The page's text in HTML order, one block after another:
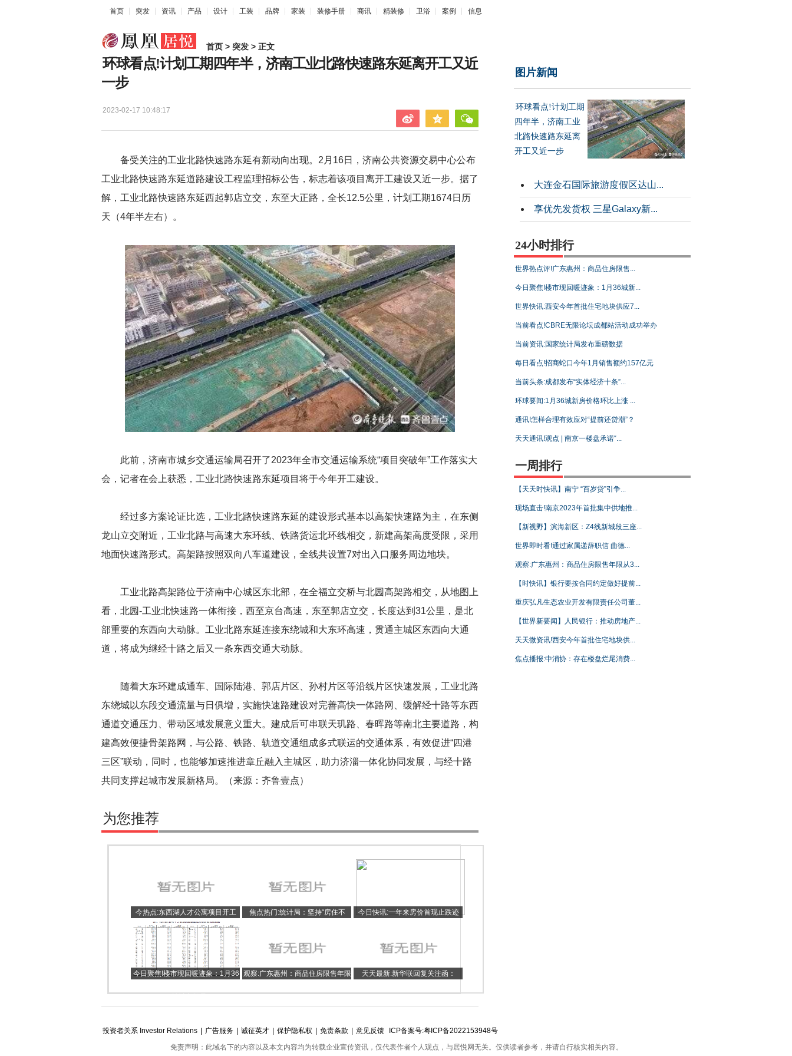
首页 突发 资讯 产品 设计 工装 品牌 家装 装修手册 商讯 精装修 卫浴 案例 信息
首页 > 突发 > 正文
环球看点!计划工期四年半，济南工业北路快速路东延离开工又近
一步
2023-02-17 10:48:17
备受关注的工业北路快速路东延有新动向出现。2月16日，济南公共资源交易中心公布
工业北路快速路东延道路建设工程监理招标公告，标志着该项目离开工建设又近一步。据了
解，工业北路快速路东延西起郭店立交，东至大正路，全长12.5公里，计划工期1674日历
天（4年半左右）。
此前，济南市城乡交通运输局召开了2023年全市交通运输系统“项目突破年”工作落实大
会，记者在会上获悉，工业北路快速路东延项目将于今年开工建设。
经过多方案论证比选，工业北路快速路东延的建设形式基本以高架快速路为主，在东侧
龙山立交附近，工业北路与高速大东环线、铁路货运北环线相交，新建高架高度受限，采用
地面快速路形式。高架路按照双向八车道建设，全线共设置7对出入口服务周边地块。
工业北路高架路位于济南中心城区东北部，在全福立交桥与北园高架路相交，从地图上
看，北园-工业北快速路一体衔接，西至京台高速，东至郭店立交，长度达到31公里，是北
部重要的东西向大动脉。工业北路东延连接东绕城和大东环高速，贯通主城区东西向大通
道，将成为继经十路之后又一条东西交通大动脉。
随着大东环建成通车、国际陆港、郭店片区、孙村片区等沿线片区快速发展，工业北路
东绕城以东段交通流量与日俱增，实施快速路建设对完善高快一体路网、缓解经十路等东西
通道交通压力、带动区域发展意义重大。建成后可串联天玑路、春晖路等南北主要道路，构
建高效便捷骨架路网，与公路、铁路、轨道交通组成多式联运的交通体系，有效促进“四港
三区”联动，同时，也能够加速推进章丘融入主城区，助力济淄一体化协同发展，与经十路
共同支撑起城市发展新格局。（来源：齐鲁壹点）
为您推荐
今热点:东西湖人才公寓项目开工
焦点热门:统计局：坚持“房住不
今日快讯:一年来房价首现止跌迹
今日聚焦!楼市现回暖迹象：1月36 观察:广东惠州：商品住房限售年限
天天最新:新华联回复关注函：
图片新闻
环球看点!计划工期
四年半，济南工业
北路快速路东延离
开工又近一步
大连金石国际旅游度假区达山...
享优先发货权 三星Galaxy新...
24小时排行
世界热点评!广东惠州：商品住房限售...
今日聚焦!楼市现回暖迹象：1月36城新...
世界快讯:西安今年首批住宅地块供应7...
当前看点!CBRE无限论坛成都站活动成功举办
当前资讯:国家统计局发布重磅数据
每日看点!招商蛇口今年1月销售额约157亿元
当前头条:成都发布“实体经济十条”...
环球要闻:1月36城新房价格环比上涨 ...
通讯!怎样合理有效应对“提前还贷潮”？
天天通讯!观点 | 南京一楼盘承诺“...
一周排行
【天天时快讯】南宁 “百岁贷”引争...
现场直击!南京2023年首批集中供地推...
【新视野】滨海新区：Z4线新城段三座...
世界即时看!通过家属递辞职信 曲德...
观察:广东惠州：商品住房限售年限从3...
【时快讯】银行要按合同约定做好提前...
重庆弘凡生态农业开发有限责任公司董...
【世界新要闻】人民银行：推动房地产...
天天微资讯!西安今年首批住宅地块供...
焦点播报:中消协：存在楼盘烂尾消费...
投资者关系 Investor Relations 广告服务 诚征英才 保护隐私权 免责条款 意见反馈 ICP备案号:粤ICP备2022153948号
免责声明：此域名下的内容以及本文内容均为转载企业宣传资讯，仅代表作者个人观点，与居悦网无关。仅供读者参考，并请自行核实相关内容。